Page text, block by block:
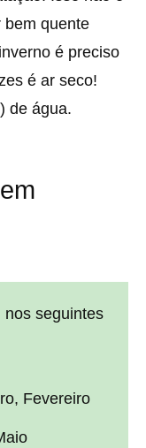
bem quente
é preciso
é ar seco!
de água.
nos seguintes
Fevereiro